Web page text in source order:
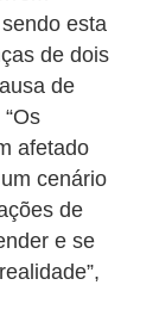
esta
de dois
de
afetado
cenário
de
e se